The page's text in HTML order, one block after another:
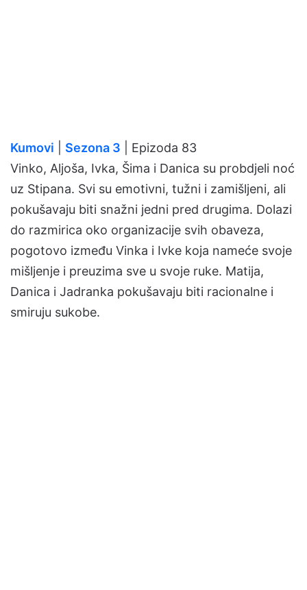
Kumovi Sezona 3 | Epizoda 83
Vinko, Aljoša, Ivka, Šima i Danica su probdjeli noć
uz Stipana. Svi su emotivni, tužni i zamišljeni, ali
pokušavaju biti snažni jedni pred drugima. Dolazi
do razmirica oko organizacije svih obaveza,
pogotovo između Vinka i Ivke koja nameće svoje
mišljenje i preuzima sve u svoje ruke. Matija,
Danica i Jadranka pokušavaju biti racionalne i
smiruju sukobe.